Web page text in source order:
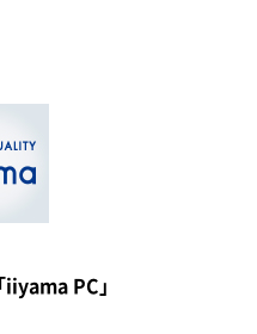
PC」